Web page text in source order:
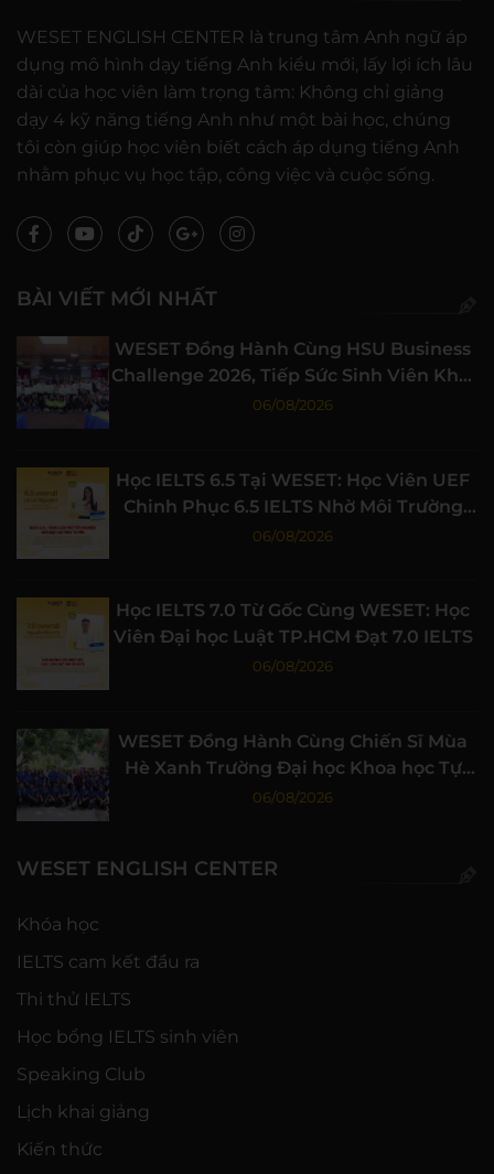
WESET ENGLISH CENTER là trung tâm Anh ngữ áp
dụng mô hình dạy tiếng Anh kiểu mới, lấy lợi ích lâu
dài của học viên làm trọng tâm: Không chỉ giảng
dạy 4 kỹ năng tiếng Anh như một bài học, chúng
tôi còn giúp học viên biết cách áp dụng tiếng Anh
nhằm phục vụ học tập, công việc và cuộc sống.
BÀI VIẾT MỚI NHẤT
WESET Đồng Hành Cùng HSU Business
Challenge 2026, Tiếp Sức Sinh Viên Khởi
Nghiệp
06/08/2026
Học IELTS 6.5 Tại WESET: Học Viên UEF
Chinh Phục 6.5 IELTS Nhờ Môi Trường
Học Tập Chất Lượng
06/08/2026
Học IELTS 7.0 Từ Gốc Cùng WESET: Học
Viên Đại học Luật TP.HCM Đạt 7.0 IELTS
06/08/2026
WESET Đồng Hành Cùng Chiến Sĩ Mùa
Hè Xanh Trường Đại học Khoa học Tự
nhiên, ĐHQG-HCM
06/08/2026
WESET ENGLISH CENTER
Khóa học
IELTS cam kết đầu ra
Thi thử IELTS
Học bổng IELTS sinh viên
Speaking Club
Lịch khai giảng
Kiến thức